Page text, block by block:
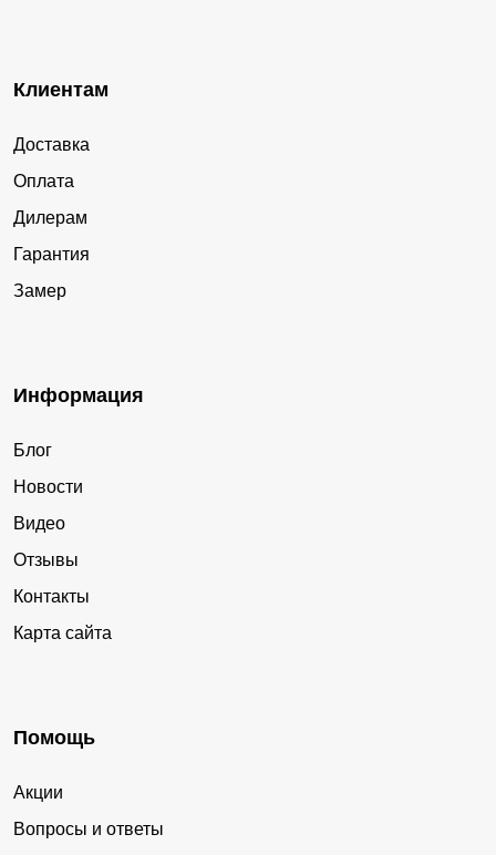
Клиентам
Доставка
Оплата
Дилерам
Гарантия
Замер
Информация
Блог
Новости
Видео
Отзывы
Контакты
Карта сайта
Помощь
Акции
Вопросы и ответы